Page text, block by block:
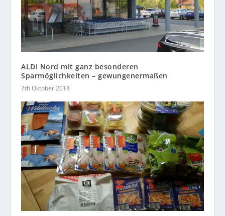
ALDI Nord mit ganz besonderen
Sparmöglichkeiten – gewungenermaßen
7th Oktober 2018